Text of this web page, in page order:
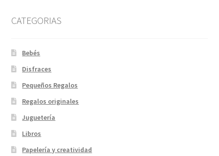
CATEGORIAS
Bebés
Disfraces
Pequeños Regalos
Regalos originales
Juguetería
Libros
Papelería y creatividad